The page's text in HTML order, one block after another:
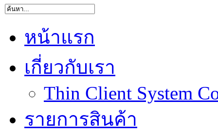
หน้าแรก
เกี่ยวกับเรา
Thin Client System
รายการสินค้า